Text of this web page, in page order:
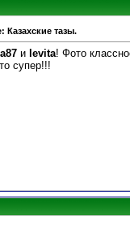
Казахские тазы.
и levita! Фото
супер!!!